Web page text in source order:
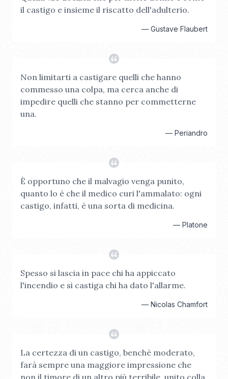
il castigo e insieme il riscatto dell'adulterio.
— Gustave Flaubert
Non limitarti a castigare quelli che hanno
commesso una colpa, ma cerca anche di
impedire quelli che stanno per commetterne
una.
— Periandro
È opportuno che il malvagio venga punito,
quanto lo è che il medico curi l'ammalato: ogni
castigo, infatti, è una sorta di medicina.
— Platone
Spesso si lascia in pace chi ha appiccato
l'incendio e si castiga chi ha dato l'allarme.
— Nicolas Chamfort
La certezza di un castigo, benchè moderato,
farà sempre una maggiore impressione che
non il timore di un altro più terribile, unito colla